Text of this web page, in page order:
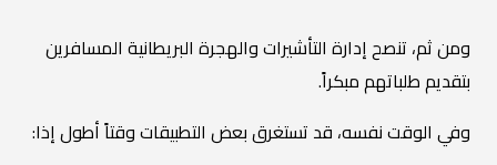
ومن ثم، تنصح إدارة التأشيرات والهجرة البريطانية المسافرين
بتقديم طلباتهم مبكراً.
وفي الوقت نفسه، قد تستغرق بعض التطبيقات وقتاً أطول إذا: